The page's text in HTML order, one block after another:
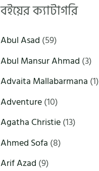
বইয়ের ক্যাটাগরি
Abul Asad (59)
Abul Mansur Ahmad (3)
Advaita Mallabarmana (1)
Adventure(10)
Agatha Christie(13)
Ahmed Sofa (8)
Arif Azad (9)